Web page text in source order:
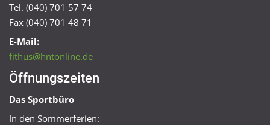
Tel. (040) 701 57 74
Fax (040) 701 48 71
E-Mail:
fithus@hntonline.de
Öffnungszeiten
Das Sportbüro
In den Sommerferien: